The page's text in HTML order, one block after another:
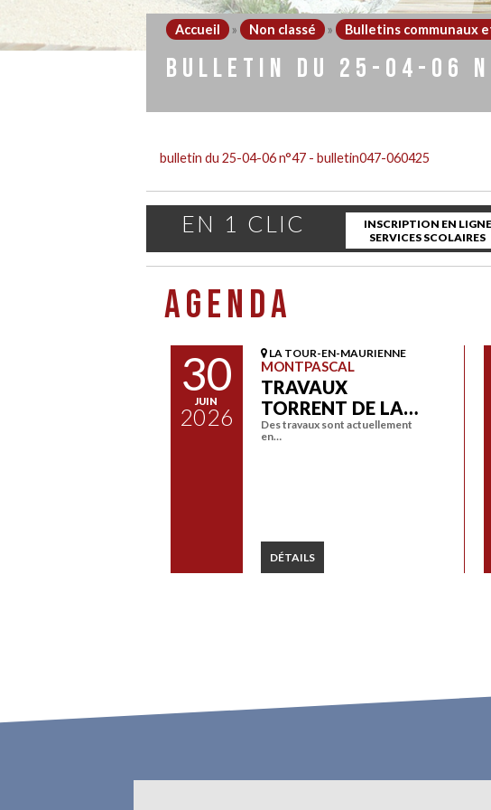
Accueil » Non classé » Bulletins communaux
BULLETIN DU 25-04-06
bulletin du 25-04-06 n°47 - bulletin047-060425
EN 1 CLIC
INSCRIPTION EN LIGNE
SERVICES SCOLAIRES
AGENDA
30
JUIN
2026
LA TOUR-EN-MAURIENNE
MONTPASCAL
TRAVAUX
TORRENT DE LA…
Des travaux sont actuellement
en…
DÉTAILS